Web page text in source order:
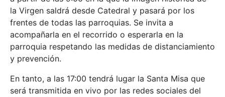
la Virgen saldrá desde Catedral y pasará por los
frentes de todas las parroquias. Se invita a
acompañarla en el recorrido o esperarla en la
parroquia respetando las medidas de distanciamiento
y prevención.
En tanto, a las 17:00 tendrá lugar la Santa Misa que
será transmitida en vivo por las redes sociales del